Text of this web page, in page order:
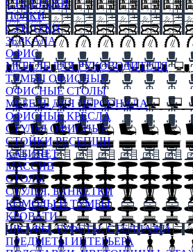
СТЕЛЛАЖИ
ПОЛКИ
СУНДУКИ
ЗЕРКАЛА
ОФИС
МЕБЕЛЬ ДЛЯ РУКОВОДИТЕЛЯ
ТУМБЫ ОФИСНЫЕ
ОФИСНЫЕ СТОЛЫ
МЕБЕЛЬ ДЛЯ ПЕРСОНАЛА
ОФИСНЫЕ КРЕСЛА
СТУЛЬЯ ОФИСНЫЕ
СТОЙКИ РЕСЕПШН
КАБИНЕТ
МАССИВ
СТОЛЫ
СТУЛЬЯ, БАНКЕТКИ
КОМОДЫ И ТУМБЫ
КРОВАТИ
ШКАФЫ, БУФЕТЫ, СТЕЛЛАЖИ
ПРЕДМЕТЫ ИНТЕРЬЕРА